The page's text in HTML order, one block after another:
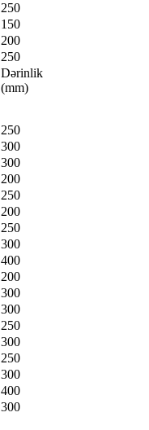
250
150
200
250
Dərinlik
(mm)
250
300
300
200
250
200
250
300
400
200
300
300
250
300
250
300
400
300